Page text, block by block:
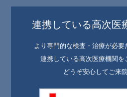
連携している高次医
より専門的な検査・治療が必要
連携している高次医療機関を
どうぞ安心してご来